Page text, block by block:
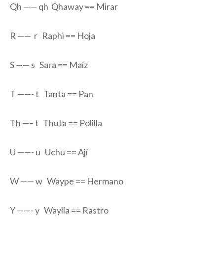
Qh —— qh Qhaway == Mirar
R —— r Raphi == Hoja
S —— s Sara == Maíz
T ——- t Tanta == Pan
Th —– t Thuta == Polilla
U ——- u Uchu == Ají
W —— w Waype == Hermano
Y ——- y Waylla == Rastro